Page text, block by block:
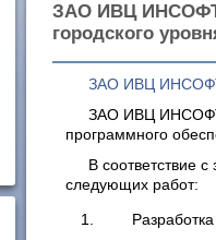
ЗАО ИВЦ ИНСОФТ
городского
ЗАО ИВЦ ИНСОФТ
ЗАО ИВЦ ИНСОФТ
программного
В соответствие
следующих работ: